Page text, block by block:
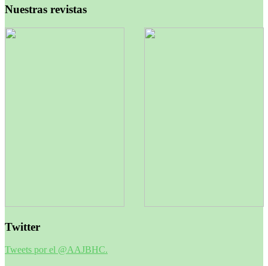
Nuestras revistas
Twitter
Tweets por el @AAJBHC.